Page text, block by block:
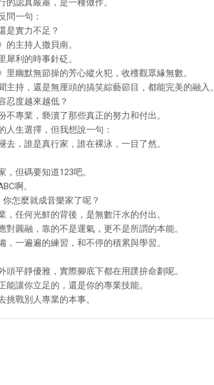
的認真嚴肅，是一種做作。
問一句：
是實力不足？
的主持人撒貝南。
犀利的時事針砭。
里幽默無節操的芳心縱火犯，收穫觀眾緣無數。
主持，還是無厘頭的搞笑綜藝節目，都能完美的融入。
忍度越來越低？
不專業，褻瀆了那些真正的努力和付出。
人生選擇，但我想說一句：
去，誰是真行家，誰在裸泳，一目了然。
但碼要知道123吧。
啊。
怎麼就成音樂家了呢？
，任何光鮮的背後，是無數汗水的付出。
對圓融，靠的不是運氣，更不是所謂的本能。
，一遍遍的練習，和不停的積累與學習。
頭平靜優雅，實際腳底下都在用蹼拚命劃呢。
能讓你立足的，還是你的專業技能。
挑戰別人專業的本事。